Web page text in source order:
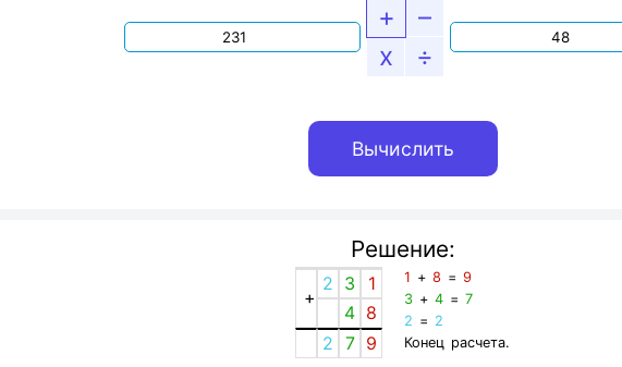
+
–
x
÷
Решение:
+
2 3
1
4 8
2 7 9
1 +8 =9
3 +4 =7
2 = 2
Конец расчета.